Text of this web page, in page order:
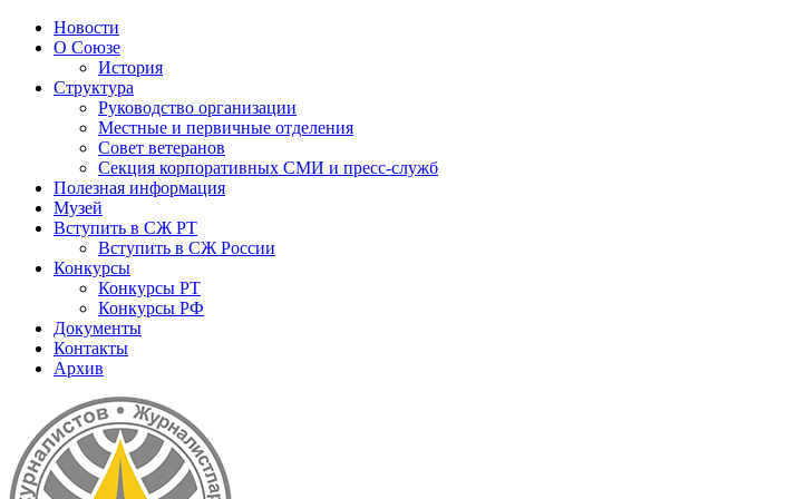
Новости
О Союзе
История
Структура
Руководство организации
Местные и первичные отделения
Совет ветеранов
Секция корпоративных СМИ и пресс-служб
Полезная информация
Музей
Вступить в СЖ РТ
Вступить в СЖ России
Конкурсы
Конкурсы РТ
Конкурсы РФ
Документы
Контакты
Архив